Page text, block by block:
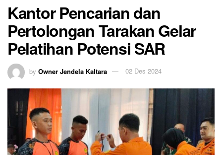
Kantor Pencarian dan
Pertolongan Tarakan Gelar
Pelatihan Potensi SAR
by Owner Jendela Kaltara 02 Des 2024